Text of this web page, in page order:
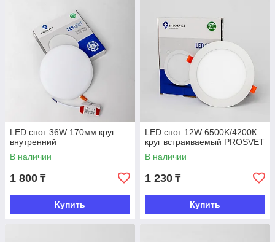
LED спот 36W 170мм круг
внутренний
В наличии
1 800 ₸
Купить
LED спот 12W 6500K/4200К
круг встраиваемый PROSVET
В наличии
1 230 ₸
Купить